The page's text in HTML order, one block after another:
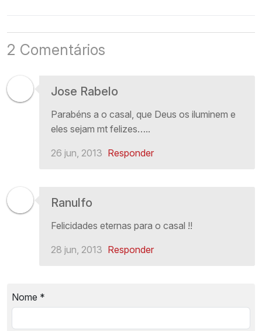
2 Comentários
Jose Rabelo
Parabéns a o casal, que Deus os iluminem e
eles sejam mt felizes…..
26 jun, 2013 Responder
Ranulfo
Felicidades eternas para o casal !!
28 jun, 2013 Responder
Nome *